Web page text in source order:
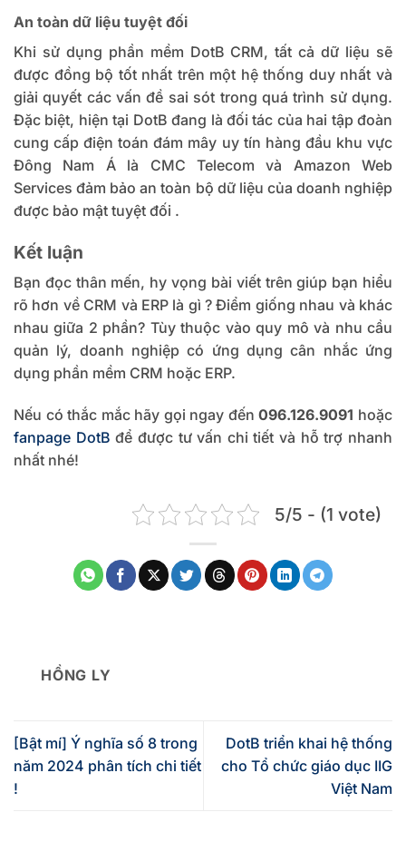
An toàn dữ liệu tuyệt đối
Khi sử dụng phần mềm DotB CRM, tất cả dữ liệu sẽ
được đồng bộ tốt nhất trên một hệ thống duy nhất và
giải quyết các vấn đề sai sót trong quá trình sử dụng.
Đặc biệt, hiện tại DotB đang là đối tác của hai tập đoàn
cung cấp điện toán đám mây uy tín hàng đầu khu vực
Đông Nam Á là CMC Telecomvà Amazon Web
Servicesđảm bảo an toàn bộ dữ liệu của doanh nghiệp
được bảo mật tuyệt đối .
Kết luận
Bạn đọc thân mến, hy vọng bài viết trên giúp bạn hiểu
rõ hơn về CRM và ERP là gì? Điểm giống nhau và khác
nhau giữa 2 phần? Tùy thuộc vào quy mô và nhu cầu
quản lý, doanh nghiệp có ứng dụng cân nhắc ứng
dụng phần mềm CRM hoặc ERP.
Nếu có thắc mắc hãy gọi ngay đến096.126.9091 hoặc
fanpage DotB để được tư vấn chi tiết và hỗ trợ nhanh
nhất nhé!
5/5 - (1 vote)
HỒNG LY
[Bật mí] Ý nghĩa số 8 trong
năm 2024 phân tích chi tiết
!
DotB triển khai hệ thống
cho Tổ chức giáo dục IIG
Việt Nam